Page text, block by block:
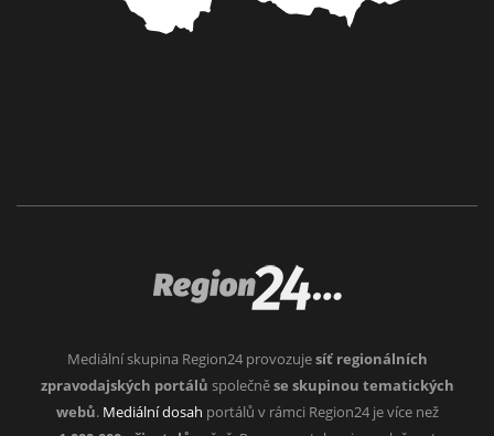
Mediální skupina Region24 provozujesíť regionálních
zpravodajských portálů společněse skupinou tematických
webů. Mediální dosah portálů v rámci Region24 je více než